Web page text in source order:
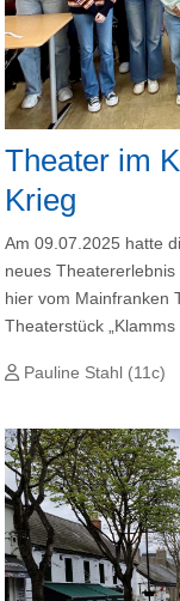
Theater im
Krieg
Am 09.07.2025 hatte
neues
hier vom Mainfranken
Theaterstück
Pauline Stahl (11c)